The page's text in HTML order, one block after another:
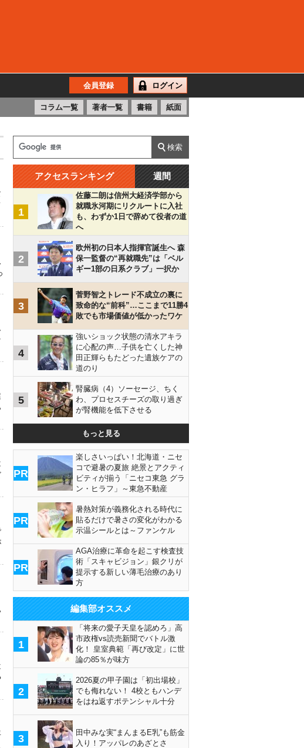
会員登録 ログイン
コラム一覧 著者一覧 書籍 紙面
アクセスランキング 週間
1
佐藤二朗は信州大経済学部から
就職氷河期にリクルートに入社
も、わずか1日で辞めて役者の道
へ
2
欧州初の日本人指揮官誕生へ 森
保一監督の“再就職先”は「ベル
ギー1部の日系クラブ」一択か
3
菅野智之トレード不成立の裏に
致命的な“前科”…ここまで11勝4
敗でも市場価値が低かったワケ
4
強いショック状態の清水アキラ
に心配の声…子供を亡くした神
田正輝らもたどった遺族ケアの
道のり
5
腎臓病（4）ソーセージ、ちく
わ、プロセスチーズの取り過ぎ
が腎機能を低下させる
もっと見る
PR
楽しさいっぱい！北海道・ニセ
コで避暑の夏旅 絶景とアクティ
ビティが揃う「ニセコ東急 グラ
ン・ヒラフ」～東急不動産
PR
暑熱対策が義務化される時代に
貼るだけで暑さの変化がわかる
示温シールとは～ファンケル
PR
AGA治療に革命を起こす検査技
術「スキャビジョン」銀クリが
提示する新しい薄毛治療のあり
方
編集部オススメ
1
「将来の愛子天皇を認めろ」高
市政権vs読売新聞でバトル激
化！ 皇室典範「再び改定」に世
論の85％が味方
2
2026夏の甲子園は「初出場校」
でも侮れない！ 4校ともハンデ
をはね返すポテンシャル十分
3
田中みな実“まんまるE乳”も筋金
入り！アッパレのあざとさ